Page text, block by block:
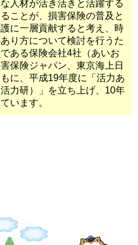
人材が活き活きと活躍する
ことが、損害保険の普及と
に一層貢献すると考え、時
り方について検討を行うた
ある保険会社4社（あいお
保険ジャパン、東京海上日
に、平成19年度に「活力あ
力研）」を立ち上げ、10年
います。